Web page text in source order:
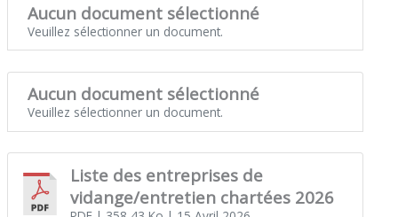
Aucun document sélectionné
Veuillez sélectionner un document.
Aucun document sélectionné
Veuillez sélectionner un document.
Liste des entreprises de
vidange/entretien chartées 2026